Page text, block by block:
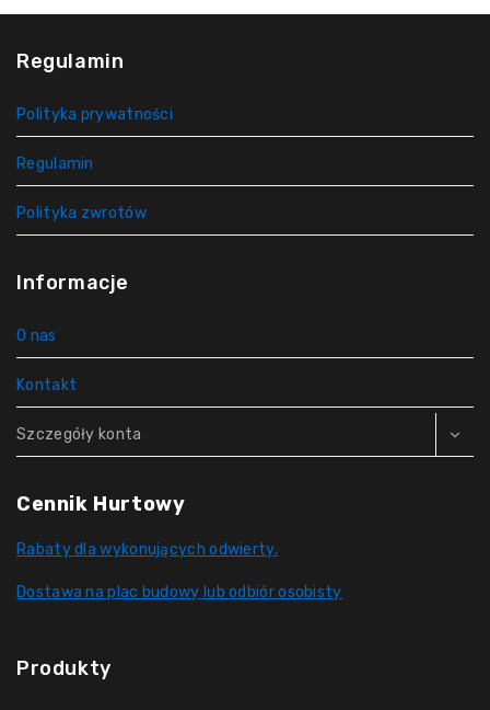
Regulamin
Polityka prywatności
Regulamin
Polityka zwrotów
Informacje
O nas
Kontakt
Szczegóły konta
Cennik Hurtowy
Rabaty dla wykonujących odwierty.
Dostawa na plac budowy lub odbiór osobisty
Produkty